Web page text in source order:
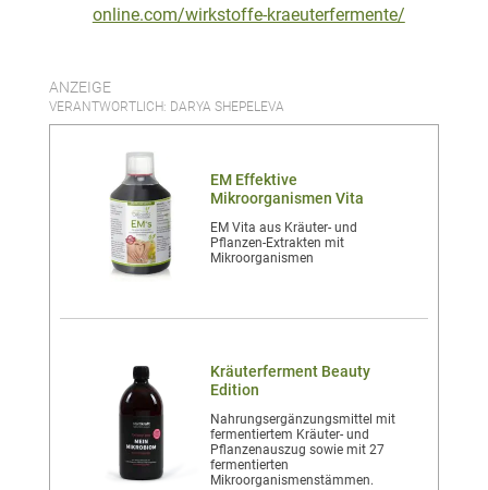
online.com/wirkstoffe-kraeuterfermente/
ANZEIGE
VERANTWORTLICH: DARYA SHEPELEVA
EM Effektive
Mikroorganismen Vita
EM Vita aus Kräuter- und
Pflanzen-Extrakten mit
Mikroorganismen
Kräuterferment Beauty
Edition
Nahrungsergänzungsmittel mit
fermentiertem Kräuter- und
Pflanzenauszug sowie mit 27
fermentierten
Mikroorganismenstämmen.